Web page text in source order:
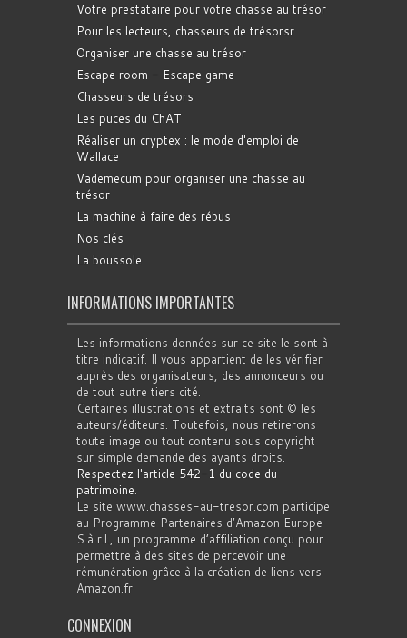
Votre prestataire pour votre chasse au trésor
Pour les lecteurs, chasseurs de trésorsr
Organiser une chasse au trésor
Escape room - Escape game
Chasseurs de trésors
Les puces du ChAT
Réaliser un cryptex : le mode d'emploi de
Wallace
Vademecum pour organiser une chasse au
trésor
La machine à faire des rébus
Nos clés
La boussole
INFORMATIONS IMPORTANTES
Les informations données sur ce site le sont à
titre indicatif. Il vous appartient de les vérifier
auprès des organisateurs, des annonceurs ou
de tout autre tiers cité.
Certaines illustrations et extraits sont © les
auteurs/éditeurs. Toutefois, nous retirerons
toute image ou tout contenu sous copyright
sur simple demande des ayants droits.
Respectez l'article 542-1 du code du
patrimoine.
Le site www.chasses-au-tresor.com participe
au Programme Partenaires d’Amazon Europe
S.à r.l., un programme d’affiliation conçu pour
permettre à des sites de percevoir une
rémunération grâce à la création de liens vers
Amazon.fr
CONNEXION